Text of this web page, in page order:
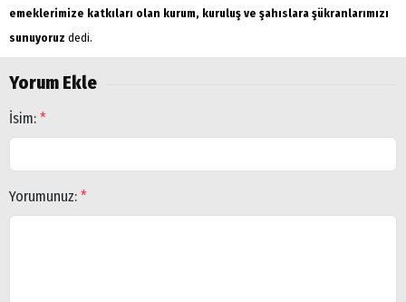
emeklerimize katkıları olan kurum, kuruluş ve şahıslara şükranlarımızı
sunuyoruz dedi.
Yorum Ekle
İsim: *
Yorumunuz: *